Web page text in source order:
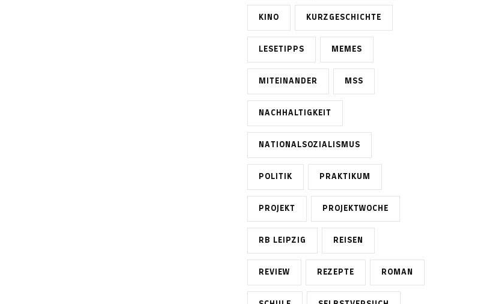
KINO KURZGESCHICHTE
LESETIPPS MEMES
MITEINANDER MSS
NACHHALTIGKEIT
NATIONALSOZIALISMUS
POLITIK PRAKTIKUM
PROJEKT PROJEKTWOCHE
RB LEIPZIG REISEN
REVIEW REZEPTE ROMAN